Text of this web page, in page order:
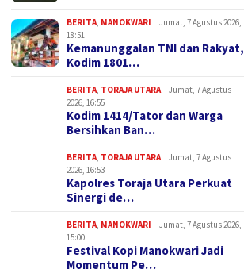
BERITA MANOKWARI
Jumat, 7 Agustus 2026,
18:51
Kemanunggalan TNI dan Rakyat,
Kodim 1801…
BERITA TORAJA UTARA
Jumat, 7 Agustus
2026, 16:55
Kodim 1414/Tator dan Warga
Bersihkan Ban…
BERITA TORAJA UTARA
Jumat, 7 Agustus
2026, 16:53
Kapolres Toraja Utara Perkuat
Sinergi de…
BERITA MANOKWARI
Jumat, 7 Agustus 2026,
15:00
Festival Kopi Manokwari Jadi
Momentum Pe…